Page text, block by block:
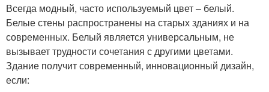
Всегда модный, часто используемый цвет – белый.
Белые стены распространены на старых зданиях и на
современных. Белый является универсальным, не
вызывает трудности сочетания с другими цветами.
Здание получит современный, инновационный дизайн,
если: